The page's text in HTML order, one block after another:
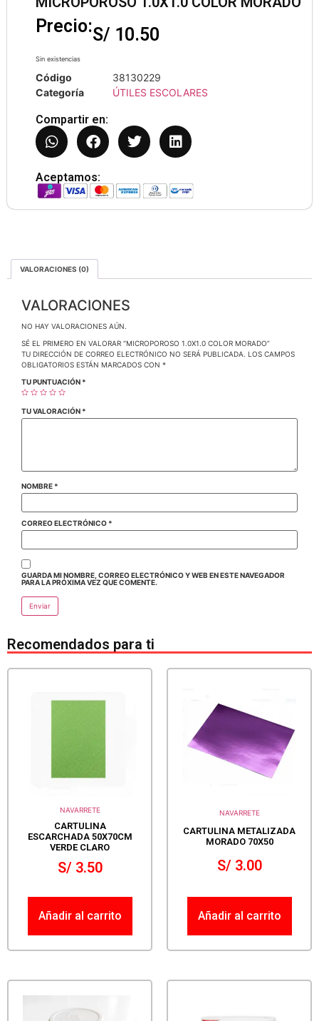
Precio:S/ 10.50
Sin existencias
Código
38130229
Categoría
ÚTILES ESCOLARES
Compartir en:
Aceptamos:
VALORACIONES (0)
VALORACIONES
NO HAY VALORACIONES AÚN.
SÉ EL PRIMERO EN VALORAR “MICROPOROSO 1.0X1.0 COLOR MORADO”
TU DIRECCIÓN DE CORREO ELECTRÓNICO NO SERÁ PUBLICADA.
LOS CAMPOS
OBLIGATORIOS ESTÁN MARCADOS CON *
TU PUNTUACIÓN *
TU VALORACIÓN *
NOMBRE *
CORREO ELECTRÓNICO *
GUARDA MI NOMBRE, CORREO ELECTRÓNICO Y WEB EN ESTE NAVEGADOR
PARA LA PRÓXIMA VEZ QUE COMENTE.
Recomendados para ti
NAVARRETE
CARTULINA
ESCARCHADA 50X70CM
VERDE CLARO
S/3.50
Añadir al carrito
NAVARRETE
CARTULINA METALIZADA
MORADO 70X50
S/3.00
Añadir al carrito